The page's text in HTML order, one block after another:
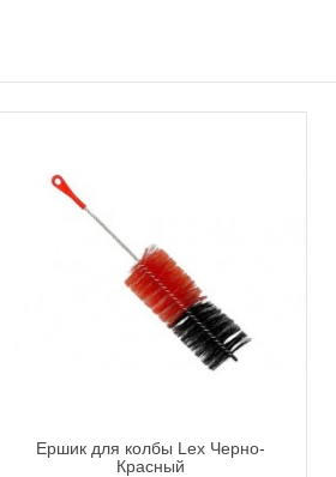
Ершик для колбы Lex Черно-
Красный